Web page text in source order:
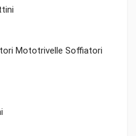
Mototrivelle Soffiatori